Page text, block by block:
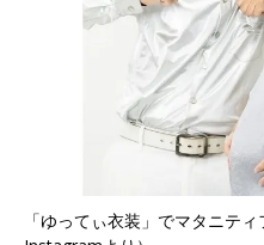
「ゆってぃ衣装」でマタニテ